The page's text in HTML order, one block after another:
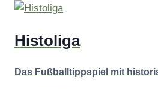
Zum
springen
Histoliga
Das Fußballtippspiel mit